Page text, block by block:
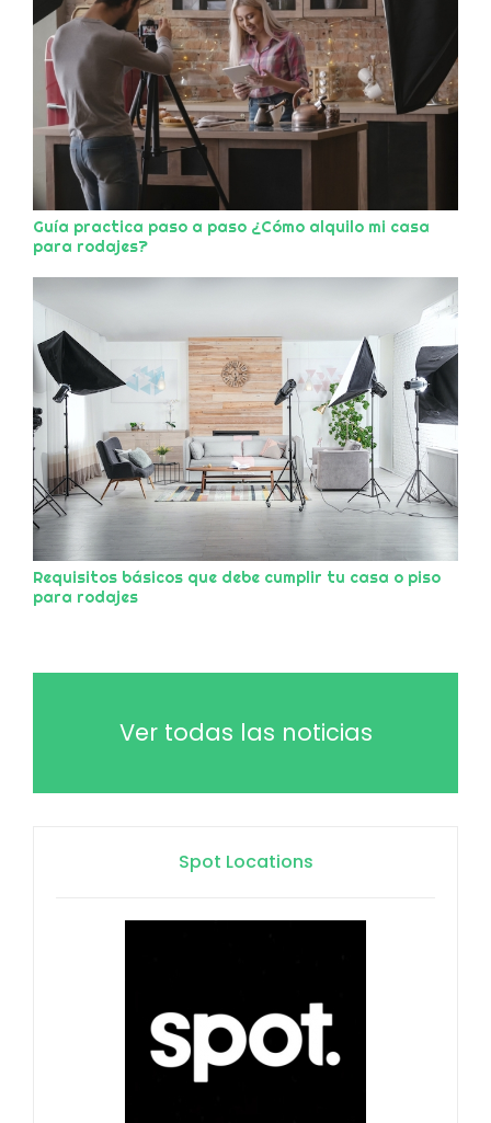
Guía practica paso a paso ¿Cómo alquilo mi casa
para rodajes?
Requisitos básicos que debe cumplir tu casa o piso
para rodajes
Ver todas las noticias
Spot Locations